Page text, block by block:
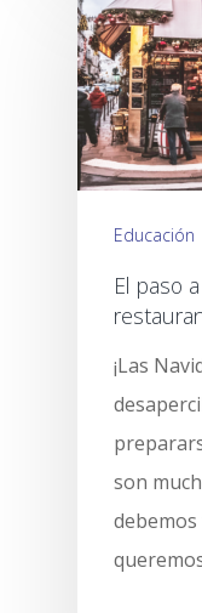
Educación
El paso
¡Las
son